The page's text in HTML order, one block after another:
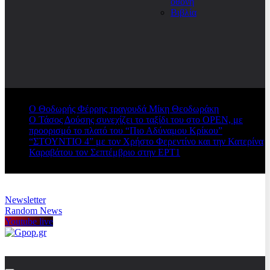
Βιβλία
Ο Θοδωρής Φέρρης τραγουδά Μίκη Θεοδωράκη
Ο Τάσος Δούσης συνεχίζει το ταξίδι του στο OPEN, με
προορισμό το πλατό του “Πιο Αδύναμου Κρίκου”
“ΣΤΟΥΝΤΙΟ 4” με τον Χρήστο Φερεντίνο και την Κατερίνα
Καραβάτου τον Σεπτέμβριο στην ΕΡΤ1
Newsletter
Random News
Youtube live